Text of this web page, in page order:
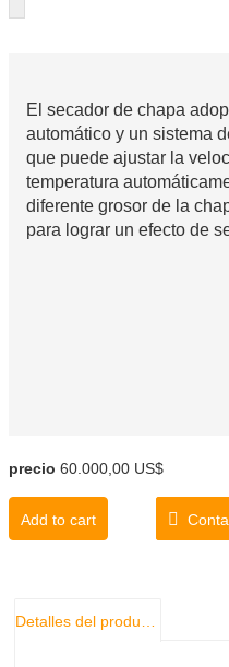
El secador de chapa
automático y un sistema
que puede ajustar la
temperatura
diferente grosor de la
para lograr un efecto de
precio 60.000,00 US$
Add to cart
Detalles del producto